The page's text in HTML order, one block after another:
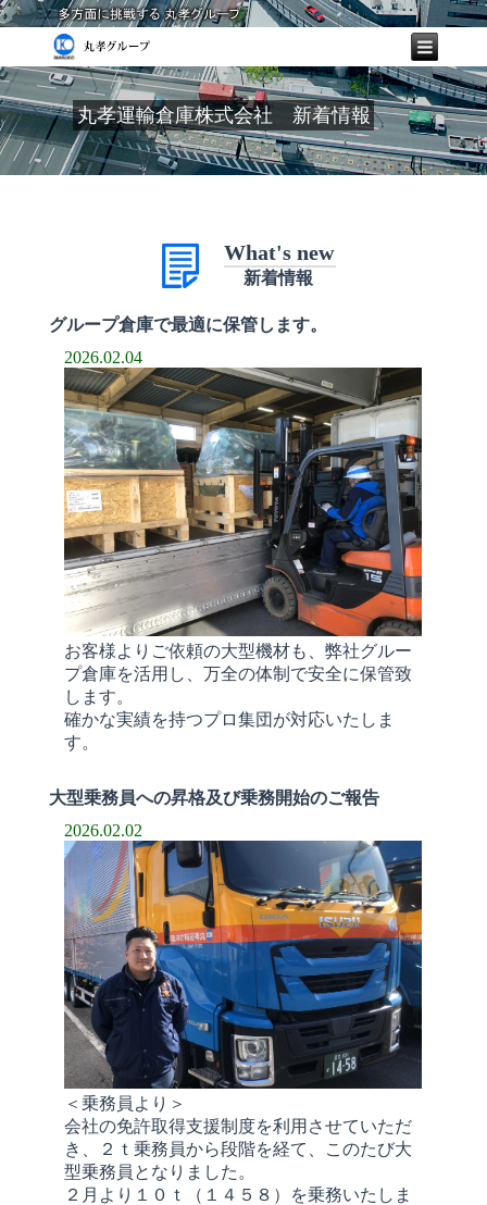
丸孝運輸倉庫株式会社 新着情報
What's new
新着情報
グループ倉庫で最適に保管します。
2026.02.04
お客様よりご依頼の大型機材も、弊社グルー
プ倉庫を活用し、万全の体制で安全に保管致
します。
確かな実績を持つプロ集団が対応いたしま
す。
大型乗務員への昇格及び乗務開始のご報告
2026.02.02
＜乗務員より＞
会社の免許取得支援制度を利用させていただ
き、２ｔ乗務員から段階を経て、このたび大
型乗務員となりました。
２月より１０ｔ（１４５８）を乗務いたしま